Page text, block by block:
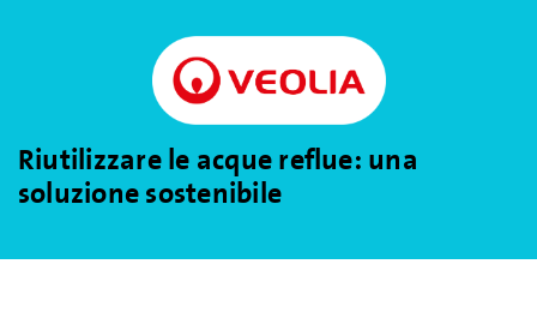
Riutilizzare le acque reflue: una
soluzione sostenibile